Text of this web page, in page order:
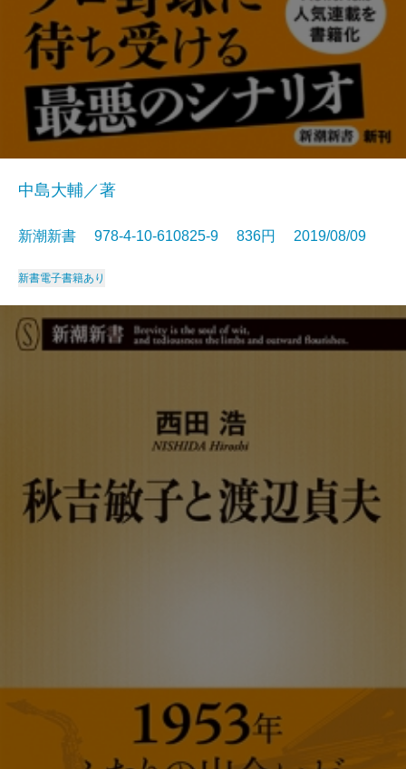
中島大輔／著
新潮新書 978-4-10-610825-9 836円 2019/08/09
新書電子書籍あり